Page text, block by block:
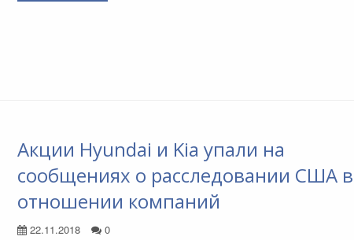
Акции Hyundai и Kia упали на
сообщениях о расследовании США в
отношении компаний
22.11.2018 0